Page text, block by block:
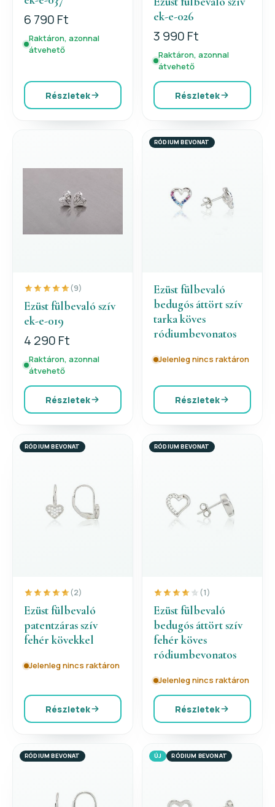
6 790 Ft
Raktáron, azonnal
átvehető
Részletek
ek-e-026
3 990 Ft
Raktáron, azonnal
átvehető
Részletek
(9)
Ezüst fülbevaló szív
ek-e-019
4 290 Ft
Raktáron, azonnal
átvehető
Részletek
RÓDIUM BEVONAT
Ezüst fülbevaló
bedugós áttört szív
tarka köves
ródiumbevonatos
Jelenleg nincs raktáron
Részletek
RÓDIUM BEVONAT
(2)
Ezüst fülbevaló
patentzáras szív
fehér kövekkel
Jelenleg nincs raktáron
Részletek
RÓDIUM BEVONAT
(1)
Ezüst fülbevaló
bedugós áttört szív
fehér köves
ródiumbevonatos
Jelenleg nincs raktáron
Részletek
RÓDIUM BEVONAT ÚJ RÓDIUM BEVONAT